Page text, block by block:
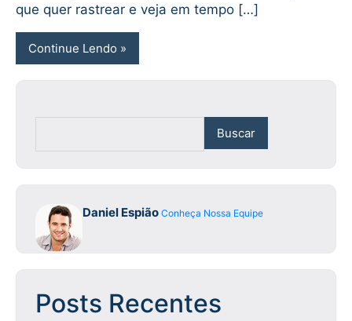
que quer rastrear e veja em tempo […]
Continue Lendo
Buscar
Daniel Espião Conheça Nossa Equipe
Posts Recentes